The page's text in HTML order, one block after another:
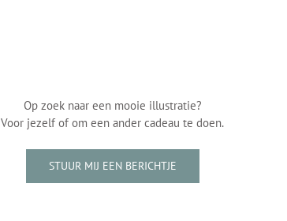
Op zoek naar een mooie illustratie?
Voor jezelf of om een ander cadeau te doen.
STUUR MIJ EEN BERICHTJE